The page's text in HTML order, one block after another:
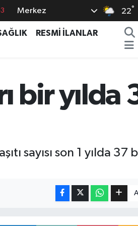
Merkez 22°
RESMİ İLANLAR
bir yılda
sayısı son 1 yılda 37